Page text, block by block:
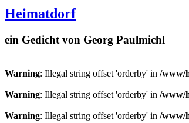
Heimatdorf
ein Gedicht von Georg Paulmichl
Warning: Illegal string offset 'orderby' in /www/
Warning: Illegal string offset 'orderby' in /www/
Warning: Illegal string offset 'orderby' in /www/